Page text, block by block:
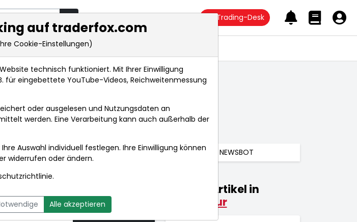
Trading-Desk
Realtimekurse Nachrichten
werden
DPA-AFX COMPACT NEWSBOT
17.06.2026
um 18:02 Uhr
Weitere Artikel in
Konjunktur
auf traderfox.com
Cookie-Einstellungen)
technisch funktioniert. Mit Ihrer Einwilligung
für eingebettete YouTube-Videos, Reichweitenmessung
oder ausgelesen und Nutzungsdaten an
werden. Eine Verarbeitung kann auch außerhalb der
Auswahl individuell festlegen. Ihre Einwilligung können
widerrufen oder ändern.
.
Alle akzeptieren